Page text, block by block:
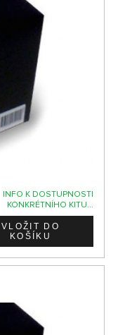
INFO K DOSTUPNOSTI
KONKRÉTNÍHO KITU...